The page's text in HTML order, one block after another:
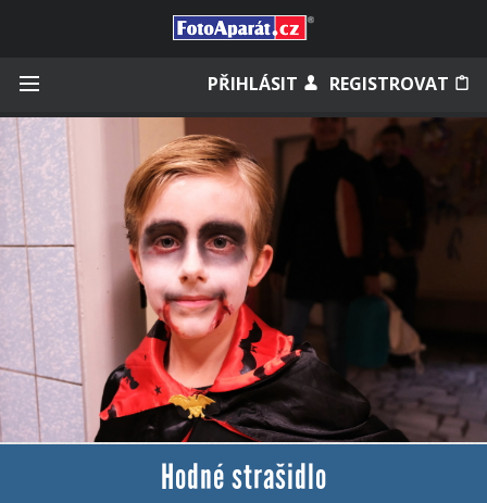
PŘIHLÁSIT REGISTROVAT
Zapamatovat
Zapomněli jste heslo?
Měli jste účet na starém webu?
Hodné strašidlo